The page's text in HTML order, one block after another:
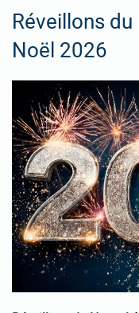
Réveillons
Noël 2026